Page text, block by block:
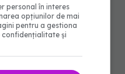
poate
Pentru
sau să
cu medicul
personal în interes
opțiunilor de mai
pentru a gestiona
confidențialitate și